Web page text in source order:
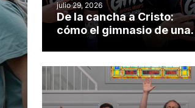
julio 29, 2026
De la cancha a Cristo:
cómo el gimnasio de una
misionero te cuento